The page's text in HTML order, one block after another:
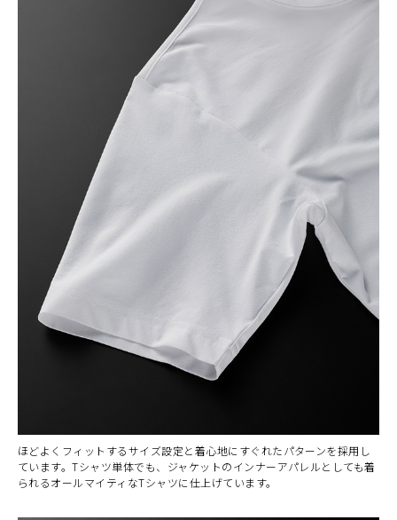
ほどよくフィットするサイズ設定と着心地にすぐれたパターンを採用し
ています。Tシャツ単体でも、ジャケットのインナーアパレルとしても着
られるオールマイティなTシャツに仕上げています。
BLACK
M
¥6,160 (税込)
カートに入れる
L